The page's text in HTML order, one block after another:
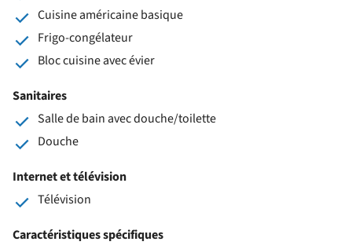
Cuisine américaine basique
Frigo-congélateur
Bloc cuisine avec évier
Sanitaires
Salle de bain avec douche/toilette
Douche
Internet et télévision
Télévision
Caractéristiques spécifiques